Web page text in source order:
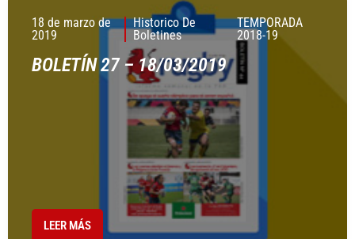
18 de marzo de
2019
Historico De
Boletines
TEMPORADA
2018-19
BOLETÍN 27 – 18/03/2019
LEER MÁS